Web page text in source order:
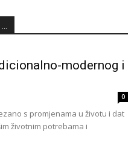
modernog i
0
s promjenama u životu i dat
životnim potrebama i